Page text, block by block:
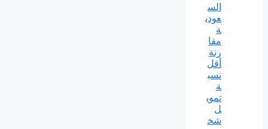
الس
عودي
ة
مقا
رنة
أقل
نسب
ة
تموي
ل
شخ